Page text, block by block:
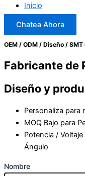
Inicio
Chatea Ahora
OEM / ODM / Diseño / SMT
Fabricante de
Diseño y
Personaliza para
MOQ Bajo para
Potencia /
Ángulo
Nombre